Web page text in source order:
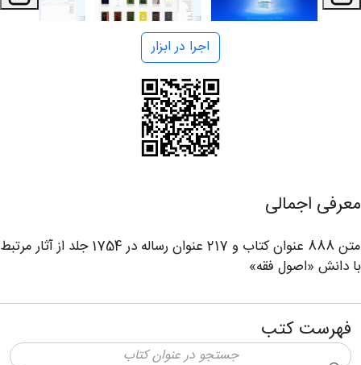
اجرا در ابزار
معرفی اجمالی
متن 888 عنوان کتاب و 217 عنوان رساله در 1754 جلد از آثار مرتبط
با دانش «اصول فقه»
فهرست کتب